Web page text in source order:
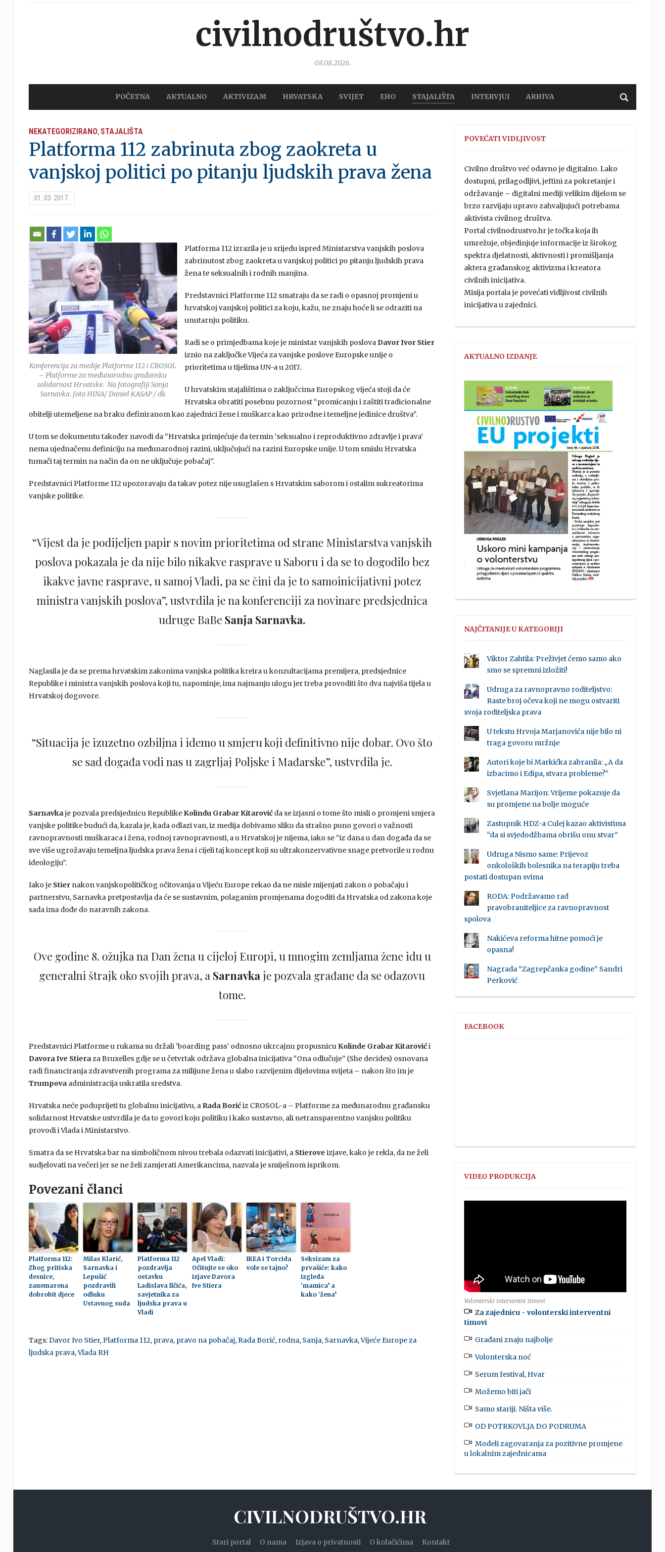
civilnodruštvo.hr
08.08.2026.
POČETNA AKTUALNO AKTIVIZAM HRVATSKA SVIJET EHO STAJALIŠTA INTERVJUI ARHIVA
NEKATEGORIZIRANO, STAJALIŠTA
Platforma 112 zabrinuta zbog zaokreta u
vanjskoj politici po pitanju ljudskih prava žena
01. 03. 2017.
Konferencija za medije Platforme 112 i CROSOL
– Platforme za međunarodnu građansku
solidarnost Hrvatske. Na fotografiji Sanja
Sarnavka. foto HINA/ Daniel KASAP / dk
Platforma 112 izrazila je u srijedu ispred Ministarstva vanjskih poslova
zabrinutost zbog zaokreta u vanjskoj politici po pitanju ljudskih prava
žena te seksualnih i rodnih manjina.
Predstavnici Platforme 112 smatraju da se radi o opasnoj promjeni u
hrvatskoj vanjskoj politici za koju, kažu, ne znaju hoće li se odraziti na
unutarnju politiku.
Radi se o primjedbama koje je ministar vanjskih poslova Davor Ivor Stier
iznio na zaključke Vijeća za vanjske poslove Europske unije o
prioritetima u tijelima UN-a u 2017..
U hrvatskim stajalištima o zaključcima Europskog vijeća stoji da će
Hrvatska obratiti posebnu pozornost “promicanju i zaštiti tradicionalne
obitelji utemeljene na braku definiranom kao zajednici žene i muškarca kao prirodne i temeljne jedinice društva”.
U tom se dokumentu također navodi da “Hrvatska primjećuje da termin ‘seksualno i reproduktivno zdravlje i prava’
nema ujednačenu definiciju na međunarodnoj razini, uključujući na razini Europske unije. U tom smislu Hrvatska
tumači taj termin na način da on ne uključuje pobačaj”.
Predstavnici Platforme 112 upozoravaju da takav potez nije usuglašen s Hrvatskim saborom i ostalim sukreatorima
vanjske politike.
“Vijest da je podijeljen papir s novim prioritetima od strane Ministarstva vanjskih
poslova pokazala je da nije bilo nikakve rasprave u Saboru i da se to dogodilo bez
ikakve javne rasprave, u samoj Vladi, pa se čini da je to samoinicijativni potez
ministra vanjskih poslova”, ustvrdila je na konferenciji za novinare predsjednica
udruge BaBe Sanja Sarnavka.
Naglasila je da se prema hrvatskim zakonima vanjska politika kreira u konzultacijama premijera, predsjednice
Republike i ministra vanjskih poslova koji tu, napominje, ima najmanju ulogu jer treba provoditi što dva najviša tijela u
Hrvatskoj dogovore.
“Situacija je izuzetno ozbiljna i idemo u smjeru koji definitivno nije dobar. Ovo što
se sad događa vodi nas u zagrljaj Poljske i Mađarske”, ustvrdila je.
Sarnavkaje pozvala predsjednicu RepublikeKolindu Grabar Kitarovićda se izjasni o tome što misli o promjeni smjera
vanjske politike budući da, kazala je, kada odlazi van, iz medija dobivamo sliku da strašno puno govori o važnosti
ravnopravnosti muškaraca i žena, rodnoj ravnopravnosti, a u Hrvatskoj je nijema, iako se “iz dana u dan događa da se
sve više ugrožavaju temeljna ljudska prava žena i cijeli taj koncept koji su ultrakonzervativne snage pretvorile u rodnu
ideologiju”.
Iako je Stiernakon vanjskopolitičkog očitovanja u Vijeću Europe rekao da ne misle mijenjati zakon o pobačaju i
partnerstvu, Sarnavka pretpostavlja da će se sustavnim, polaganim promjenama dogoditi da Hrvatska od zakona koje
sada ima dođe do naravnih zakona.
Ove godine 8. ožujka na Dan žena u cijeloj Europi, u mnogim zemljama žene idu u
generalni štrajk oko svojih prava, a Sarnavka je pozvala građane da se odazovu
tome.
Predstavnici Platforme u rukama su držali ‘boarding pass’ odnosno ukrcajnu propusnicu Kolinde Grabar Kitarovići
Davora Ive Stieraza Bruxelles gdje se u četvrtak održava globalna inicijativa “Ona odlučuje” (She decides) osnovana
radi financiranja zdravstvenih programa za milijune žena u slabo razvijenim dijelovima svijeta – nakon što im je
Trumpovaadministracija uskratila sredstva.
Hrvatska neće poduprijeti tu globalnu inicijativu, a Rada Borićiz CROSOL-a – Platforme za međunarodnu građansku
solidarnost Hrvatske ustvrdila je da to govori koju politiku i kako sustavno, ali netransparentno vanjsku politiku
provodi i Vlada i Ministarstvo.
Smatra da se Hrvatska bar na simboličnom nivou trebala odazvati inicijativi, a Stierove izjave, kako je rekla, da ne želi
sudjelovati na večeri jer se ne želi zamjerati Amerikancima, nazvala je smiješnom isprikom.
Povezani članci
Platforma 112:
Zbog pritiska
desnice,
zanemarena
dobrobit djece
Milas Klarić,
Sarnavka i
Lepušić
pozdravili
odluku
Ustavnog suda
Platforma 112
pozdravlja
ostavku
Ladislava Ilčića,
savjetnika za
ljudska prava u
Vladi
Apel Vladi:
Očitujte se oko
izjave Davora
Ive Stiera
IKEA i Torcida
vole se tajno?
Seksizam za
prvašiće: kako
izgleda
‘mamica’ a
kako ‘žena’
Tags:Davor Ivo Stier,Platforma 112, prava, pravo na pobačaj,Rada Borić, rodna, Sanja, Sarnavka,Vijeće Europe za
ljudska prava,Vlada RH
POVEĆATI VIDLJIVOST
Civilno društvo već odavno je digitalno. Lako
dostupni, prilagodljivi, jeftini za pokretanje i
održavanje – digitalni mediji velikim dijelom se
brzo razvijaju upravo zahvaljujući potrebama
aktivista civilnog društva.
Portal civilnodrustvo.hr je točka koja ih
umrežuje, objedinjuje informacije iz širokog
spektra djelatnosti, aktivnosti i promišljanja
aktera građanskog aktivizma i kreatora
civilnih inicijativa.
Misija portala je povećati vidljivost civilnih
inicijativa u zajednici.
AKTUALNO IZDANJE
NAJČITANIJE U KATEGORIJI
Viktor Zahtila: Preživjet ćemo samo ako
smo se spremni izložiti!
Udruga za ravnopravno roditeljstvo:
Raste broj očeva koji ne mogu ostvariti
svoja roditeljska prava
U tekstu Hrvoja Marjanovića nije bilo ni
traga govoru mržnje
Autori koje bi Markićka zabranila: „A da
izbacimo i Edipa, stvara probleme?“
Svjetlana Marijon: Vrijeme pokazuje da
su promjene na bolje moguće
Zastupnik HDZ-a Culej kazao aktivistima
“da si svjedodžbama obrišu onu stvar”
Udruga Nismo same: Prijevoz
onkoloških bolesnika na terapiju treba
postati dostupan svima
RODA: Podržavamo rad
pravobraniteljice za ravnopravnost
spolova
Nakićeva reforma hitne pomoći je
opasna!
Nagrada “Zagrepčanka godine” Sandri
Perković
FACEBOOK
VIDEO PRODUKCIJA
Volonterski interventni timovi
Za zajednicu - volonterski interventni
timovi
Građani znaju najbolje
Volonterska noć
Serum festival, Hvar
Možemo biti jači
Samo stariji. Ništa više.
OD POTRKOVLJA DO PODRUMA
Modeli zagovaranja za pozitivne promjene
u lokalnim zajednicama
CIVILNODRUŠTVO.HR
Stari portal O nama Izjava o privatnosti O kolačićima Kontakt